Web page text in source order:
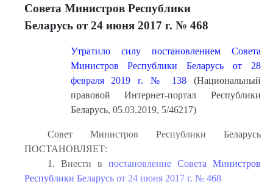
Совета Министров Республики
Беларусь от 24 июня 2017 г. № 468
Утратило силу постановлением Совета
Министров Республики Беларусь от 28
февраля 2019 г. № 138 (Национальный
правовой Интернет-портал Республики
Беларусь, 05.03.2019, 5/46217)
Совет Министров Республики Беларусь
ПОСТАНОВЛЯЕТ:
1. Внести в постановление Совета Министров
Республики Беларусь от 24 июня 2017 г. № 468